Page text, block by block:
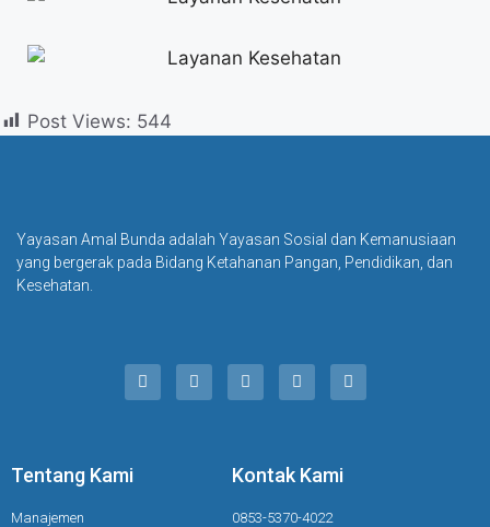
Post Views: 544
Yayasan Amal Bunda adalah Yayasan Sosial dan Kemanusiaan
yang bergerak pada Bidang Ketahanan Pangan, Pendidikan, dan
Kesehatan.
Tentang Kami
Manajemen
Kontak Kami
0853-5370-4022